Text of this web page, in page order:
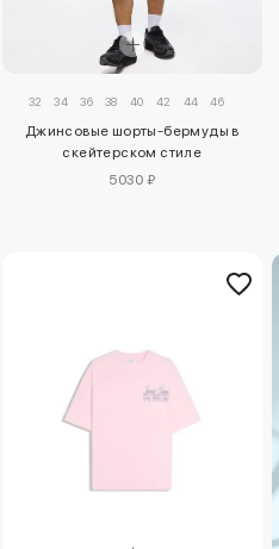
32 34 36 38 40 42 44 46
Джинсовые шорты-бермуды в
скейтерском стиле
5030 ₽